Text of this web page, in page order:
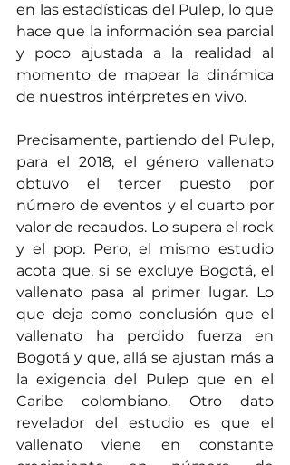
en las estadísticas del Pulep, lo que
hace que la información sea parcial
y poco ajustada a la realidad al
momento de mapear la dinámica
de nuestros intérpretes en vivo.
Precisamente, partiendo del Pulep,
para el 2018, el género vallenato
obtuvo el tercer puesto por
número de eventos y el cuarto por
valor de recaudos. Lo supera el rock
y el pop. Pero, el mismo estudio
acota que, si se excluye Bogotá, el
vallenato pasa al primer lugar. Lo
que deja como conclusión que el
vallenato ha perdido fuerza en
Bogotá y que, allá se ajustan más a
la exigencia del Pulep que en el
Caribe colombiano. Otro dato
revelador del estudio es que el
vallenato viene en constante